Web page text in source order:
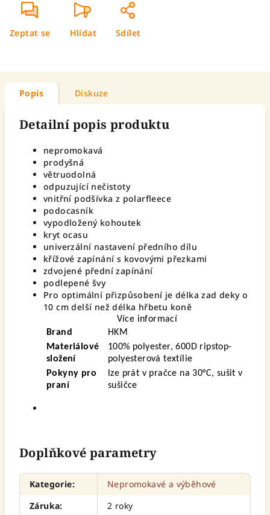
Zeptat se Hlídat Sdílet
Popis Diskuze
Detailní popis produktu
nepromokavá
prodyšná
větruodolná
odpuzující nečistoty
vnitřní podšívka z polarfleece
podocasník
vypodložený kohoutek
kryt ocasu
univerzální nastavení předního dílu
křížové zapínání s kovovými přezkami
zdvojené přední zapínání
podlepené švy
Pro optimální přizpůsobení je délka zad deky o
10 cm delší než délka hřbetu koně
Více informací
Brand
HKM
Materiálové
složení
100% polyester, 600D ripstop-
polyesterová textílie
Pokyny pro
praní
lze prát v pračce na 30°C, sušit v
sušičce
Doplňkové parametry
Kategorie:
Nepromokavé a výběhové
Záruka: 2 roky